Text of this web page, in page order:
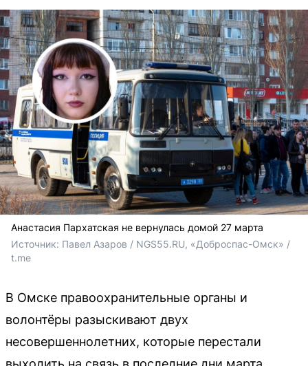
Анастасия Пархатская не вернулась домой 27 марта
Источник: Павел Азаров / NGS55.RU, «Доброспас-Омск» /
t.me
В Омске правоохранительные органы и
волонтёры разыскивают двух
несовершеннолетних, которые перестали